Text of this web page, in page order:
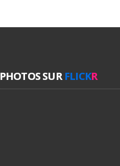
PHOTOS SURFLICKR